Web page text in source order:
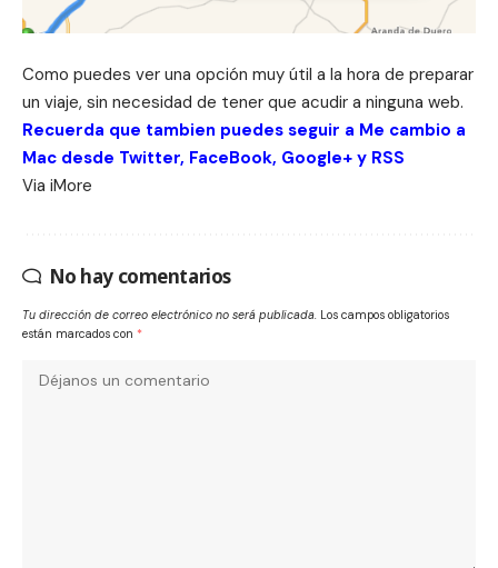
Como puedes ver una opción muy útil a la hora de preparar
un viaje, sin necesidad de tener que acudir a ninguna web.
Recuerda que tambien puedes seguir a Me cambio a
Mac desde Twitter, FaceBook, Google+ y RSS
Via iMore
No hay comentarios
Tu dirección de correo electrónico no será publicada. Los campos obligatorios
están marcados con *